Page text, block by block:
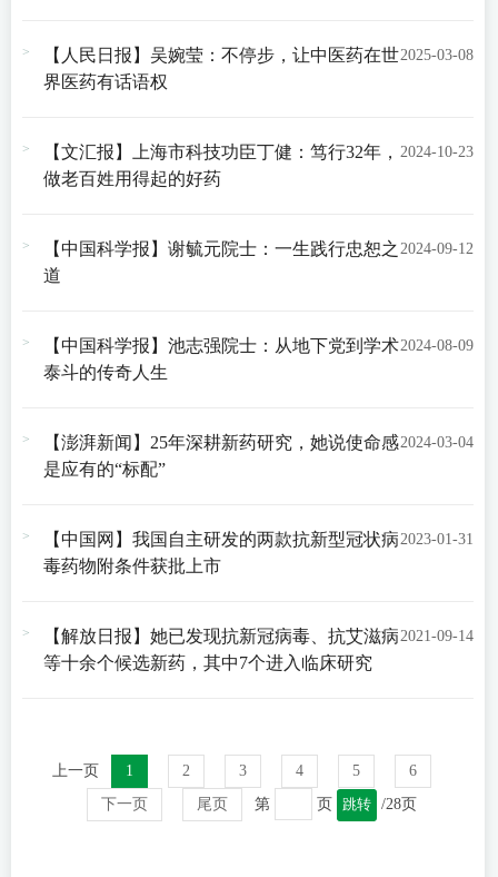
【人民日报】吴婉莹：不停步，让中医药在世
界医药有话语权
2025-03-08
【文汇报】上海市科技功臣丁健：笃行32年，
做老百姓用得起的好药
2024-10-23
【中国科学报】谢毓元院士：一生践行忠恕之
道
2024-09-12
【中国科学报】池志强院士：从地下党到学术
泰斗的传奇人生
2024-08-09
【澎湃新闻】25年深耕新药研究，她说使命感
是应有的“标配”
2024-03-04
【中国网】我国自主研发的两款抗新型冠状病
毒药物附条件获批上市
2023-01-31
【解放日报】她已发现抗新冠病毒、抗艾滋病
等十余个候选新药，其中7个进入临床研究
2021-09-14
上一页 1 2 3 4 5
6
下一页
尾页 第 页 跳转 /28页